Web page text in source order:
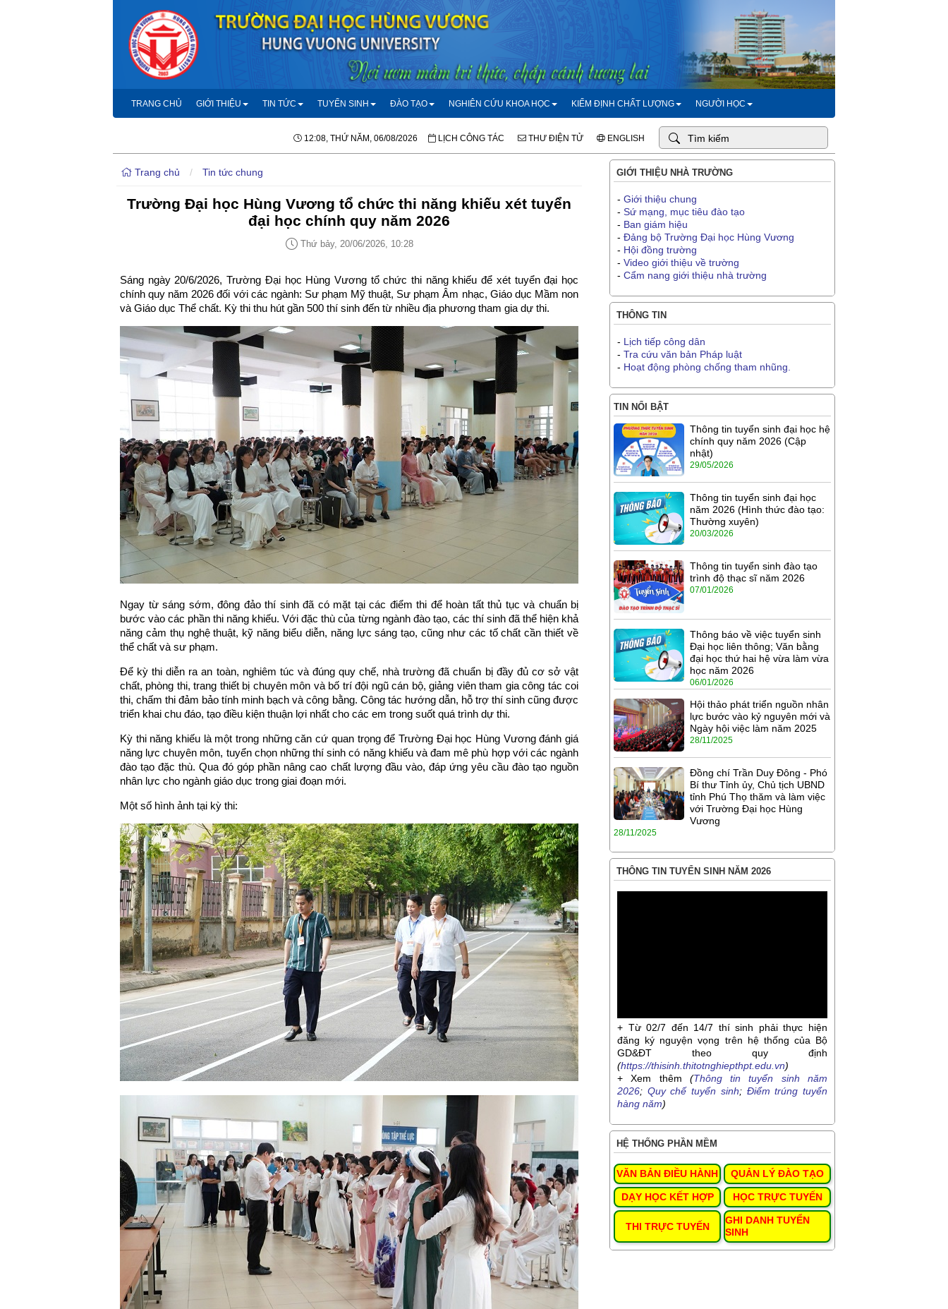
TRANG CHỦ GIỚI THIỆU TIN TỨC TUYỂN SINH ĐÀO TẠO NGHIÊN CỨU KHOA HỌC KIỂM ĐỊNH CHẤT LƯỢNG NGƯỜI HỌC
12:08, THỨ NĂM, 06/08/2026 LỊCH CÔNG TÁC THƯ ĐIỆN TỬ ENGLISH
Trang chủ / Tin tức chung
Trường Đại học Hùng Vương tổ chức thi năng khiếu xét tuyển
đại học chính quy năm 2026
Thứ bảy, 20/06/2026, 10:28
Sáng ngày 20/6/2026, Trường Đại học Hùng Vương tổ chức thi năng khiếu để xét tuyển đại học
chính quy năm 2026 đối với các ngành: Sư phạm Mỹ thuật, Sư phạm Âm nhạc, Giáo dục Mầm non
và Giáo dục Thể chất. Kỳ thi thu hút gần 500 thí sinh đến từ nhiều địa phương tham gia dự thi.
Ngay từ sáng sớm, đông đảo thí sinh đã có mặt tại các điểm thi để hoàn tất thủ tục và chuẩn bị
bước vào các phần thi năng khiếu. Với đặc thù của từng ngành đào tạo, các thí sinh đã thể hiện khả
năng cảm thụ nghệ thuật, kỹ năng biểu diễn, năng lực sáng tạo, cũng như các tố chất cần thiết về
thể chất và sư phạm.
Để kỳ thi diễn ra an toàn, nghiêm túc và đúng quy chế, nhà trường đã chuẩn bị đầy đủ cơ sở vật
chất, phòng thi, trang thiết bị chuyên môn và bố trí đội ngũ cán bộ, giảng viên tham gia công tác coi
thi, chấm thi đảm bảo tính minh bạch và công bằng. Công tác hướng dẫn, hỗ trợ thí sinh cũng được
triển khai chu đáo, tạo điều kiện thuận lợi nhất cho các em trong suốt quá trình dự thi.
Kỳ thi năng khiếu là một trong những căn cứ quan trọng để Trường Đại học Hùng Vương đánh giá
năng lực chuyên môn, tuyển chọn những thí sinh có năng khiếu và đam mê phù hợp với các ngành
đào tạo đặc thù. Qua đó góp phần nâng cao chất lượng đầu vào, đáp ứng yêu cầu đào tạo nguồn
nhân lực cho ngành giáo dục trong giai đoạn mới.
Một số hình ảnh tại kỳ thi:
GIỚI THIỆU NHÀ TRƯỜNG
- Giới thiệu chung
- Sứ mạng, mục tiêu đào tạo
- Ban giám hiệu
- Đảng bộ Trường Đại học Hùng Vương
- Hội đồng trường
- Video giới thiệu về trường
- Cẩm nang giới thiệu nhà trường
THÔNG TIN
- Lịch tiếp công dân
- Tra cứu văn bản Pháp luật
- Hoạt động phòng chống tham nhũng.
TIN NỔI BẬT
Thông tin tuyển sinh đại học hệ
chính quy năm 2026 (Cập
nhật)
29/05/2026
Thông tin tuyển sinh đại học
năm 2026 (Hình thức đào tạo:
Thường xuyên)
20/03/2026
Thông tin tuyển sinh đào tạo
trình độ thạc sĩ năm 2026
07/01/2026
Thông báo về việc tuyển sinh
Đại học liên thông; Văn bằng
đại học thứ hai hệ vừa làm vừa
học năm 2026
06/01/2026
Hội thảo phát triển nguồn nhân
lực bước vào kỷ nguyên mới và
Ngày hội việc làm năm 2025
28/11/2025
Đồng chí Trần Duy Đông - Phó
Bí thư Tỉnh ủy, Chủ tịch UBND
tỉnh Phú Thọ thăm và làm việc
với Trường Đại học Hùng
Vương
28/11/2025
THÔNG TIN TUYỂN SINH NĂM 2026
+ Từ 02/7 đến 14/7 thí sinh phải thực hiện
đăng ký nguyện vọng trên hệ thống của Bộ
GD&ĐT theo quy định
(https://thisinh.thitotnghiepthpt.edu.vn)
+ Xem thêm (Thông tin tuyển sinh năm
2026; Quy chế tuyển sinh; Điểm trúng tuyển
hàng năm)
HỆ THỐNG PHẦN MỀM
VĂN BẢN ĐIỀU HÀNH QUẢN LÝ ĐÀO TẠO
DẠY HỌC KẾT HỢP HỌC TRỰC TUYẾN
THI TRỰC TUYẾN
GHI DANH TUYỂN
SINH